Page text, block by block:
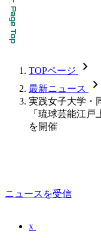
TOPページ chevron_forward
最新ニュース chevron_forward
実践女子大学・
「琉球芸能江
を開催
ニュースを受信
x